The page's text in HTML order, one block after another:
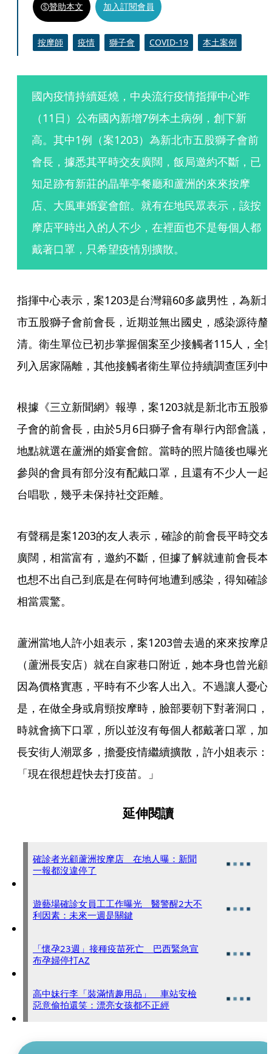
贊助本文 加入訂閱會員
按摩師 疫情 獅子會 COVID-19 本土案例
國內疫情持續延燒，中央流行疫情指揮中心昨
（11日）公布國內新增7例本土病例，創下新
高。其中1例（案1203）為新北市五股獅子會前
會長，據悉其平時交友廣闊，飯局邀約不斷，已
知足跡有新莊的晶華亭餐廳和蘆洲的來來按摩
店、大風車婚宴會館。就有在地民眾表示，該按
摩店平時出入的人不少，在裡面也不是每個人都
戴著口罩，只希望疫情別擴散。
指揮中心表示，案1203是台灣籍60多歲男性，為新北
市五股獅子會前會長，近期並無出國史，感染源待釐
清。衛生單位已初步掌握個案至少接觸者115人，全
列入居家隔離，其他接觸者衛生單位持續調查匡列中
根據《三立新聞網》報導，案1203就是新北市五股獅
子會的前會長，由於5月6日獅子會有舉行內部會議，
地點就選在蘆洲的婚宴會館。當時的照片隨後也曝光
參與的會員有部分沒有配戴口罩，且還有不少人一起
台唱歌，幾乎未保持社交距離。
有聲稱是案1203的友人表示，確診的前會長平時交友
廣闊，相當富有，邀約不斷，但據了解就連前會長本
也想不出自己到底是在何時何地遭到感染，得知確診
相當震驚。
蘆洲當地人許小姐表示，案1203曾去過的來來按摩店
（蘆洲長安店）就在自家巷口附近，她本身也曾光顧
因為價格實惠，平時有不少客人出入。不過讓人憂心
是，在做全身或肩頸按摩時，臉部要朝下對著洞口，
時就會摘下口罩，所以並沒有每個人都戴著口罩，加
長安街人潮眾多，擔憂疫情繼續擴散，許小姐表示：
「現在很想趕快去打疫苗。」
延伸閱讀
確診者光顧蘆洲按摩店 在地人曝：新聞
一報都沒違停了
遊藝場確診女員工工作曝光 醫警醒2大不
利因素：未來一週是關鍵
「懷孕23週」接種疫苗死亡 巴西緊急宣
布孕婦停打AZ
高中妹行李「裝滿情趣用品」 車站安檢
惡意偷拍還笑：漂亮女孩都不正經